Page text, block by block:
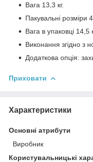
Вага 13,3 кг.
Пакувальні розміри
Вага в упаковці 14,5
Виконання згідно з
Додаткова опція:
Приховати
Характеристики
Основні атрибути
Виробник
Користувальницькі